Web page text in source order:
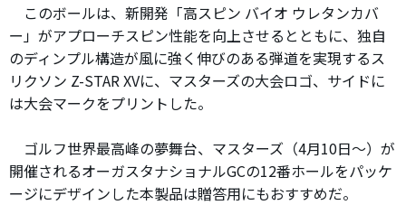
このボールは、新開発「高スピン バイオ ウレタンカバ
ー」がアプローチスピン性能を向上させるとともに、独自
のディンプル構造が風に強く伸びのある弾道を実現するス
リクソン Z-STAR XVに、マスターズの大会ロゴ、サイドに
は大会マークをプリントした。
ゴルフ世界最高峰の夢舞台、マスターズ（4月10日～）が
開催されるオーガスタナショナルGCの12番ホールをパッケ
ージにデザインした本製品は贈答用にもおすすめだ。